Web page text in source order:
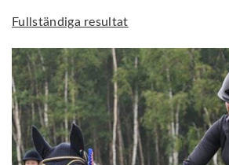
Fullständiga resultat